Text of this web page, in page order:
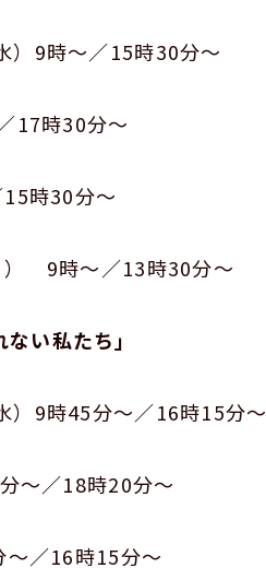
）9時～／15時30分～
30分～
30分～
～／13時30分～
い私たち」
9時45分～／16時15分～
18時20分～
16時15分～